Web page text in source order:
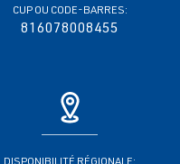
CUP OU CODE-BARRES:
816078008455
DISPONIBILITÉ RÉGIONALE: